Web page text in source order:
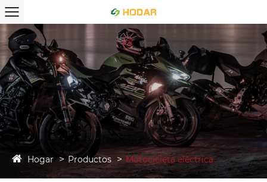
Hogar Productos Motocicleta eléctrica